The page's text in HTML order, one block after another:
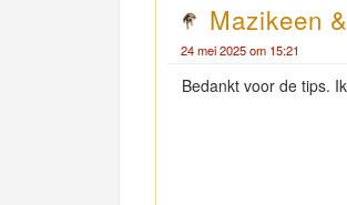
Mazikeen
24 mei 2025 om 15:21
Bedankt voor de tips.